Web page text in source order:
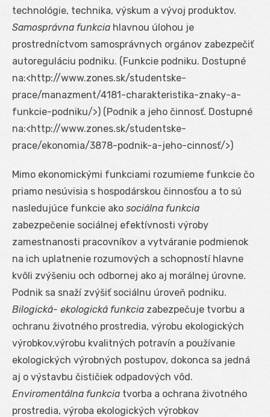
technológie, technika, výskum a vývoj produktov.
Samosprávna funkcia hlavnou úlohou je
prostredníctvom samosprávnych orgánov zabezpečiť
autoreguláciu podniku. (Funkcie podniku. Dostupné
na:<http://www.zones.sk/studentske-
prace/manazment/4181-charakteristika-znaky-a-
funkcie-podniku/>) (Podnik a jeho činnosť. Dostupné
na:<http://www.zones.sk/studentske-
prace/ekonomia/3878-podnik-a-jeho-cinnosť/>)
Mimo ekonomickými funkciami rozumieme funkcie čo
priamo nesúvisia s hospodárskou činnosťou a to sú
nasledujúce funkcie ako sociálna funkcia
zabezpečenie sociálnej efektívnosti výroby
zamestnanosti pracovníkov a vytváranie podmienok
na ich uplatnenie rozumových a schopností hlavne
kvôli zvýšeniu och odbornej ako aj morálnej úrovne.
Podnik sa snaží zvýšiť sociálnu úroveň podniku.
Bilogická- ekologická funkcia zabezpečuje tvorbu a
ochranu životného prostredia, výrobu ekologických
výrobkov,výrobu kvalitných potravín a používanie
ekologických výrobných postupov, dokonca sa jedná
aj o výstavbu čističiek odpadových vôd.
Enviromentálna funkcia tvorba a ochrana životného
prostredia, výroba ekologických výrobkov